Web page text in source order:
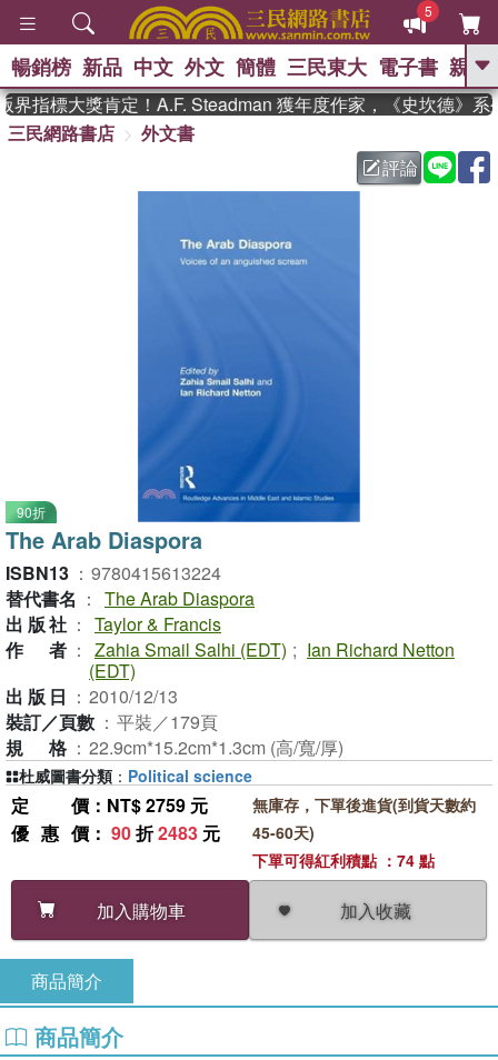
5
GO
父親節 、 如果歷
暑期推薦 、 國際布克
偉大的迷走神經
暢銷榜 新品 中文 外文 簡體 三民東大 電子書 親子
指標大獎肯定！A.F. Steadman 獲年度作家，《史坎德》系
三民網路書店
外文書
評論
90折
The Arab Diaspora
ISBN13 ： 9780415613224
替代書名 ： The Arab Diaspora
出版社 ： Taylor & Francis
作者 ： Zahia Smail Salhi (EDT) ; Ian Richard Netton
(EDT)
出版日 ： 2010/12/13
裝訂／頁數 ： 平裝／179頁
規格 ： 22.9cm*15.2cm*1.3cm (高/寬/厚)
定價 ：NT$ 2759 元
優惠價 ： 90折2483 元
加入購物車 加入收藏
無庫存，下單後進貨(到貨天數約
45-60天)
下單可得紅利積點 ：74 點
杜威圖書分類 ： Political science
商品簡介
商品簡介